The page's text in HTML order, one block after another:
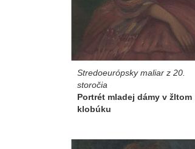
Stredoeurópsky maliar z 20.
storočia
Portrét mladej dámy v žltom
klobúku